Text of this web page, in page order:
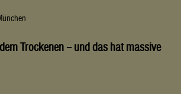
Trockenen – und das hat massive